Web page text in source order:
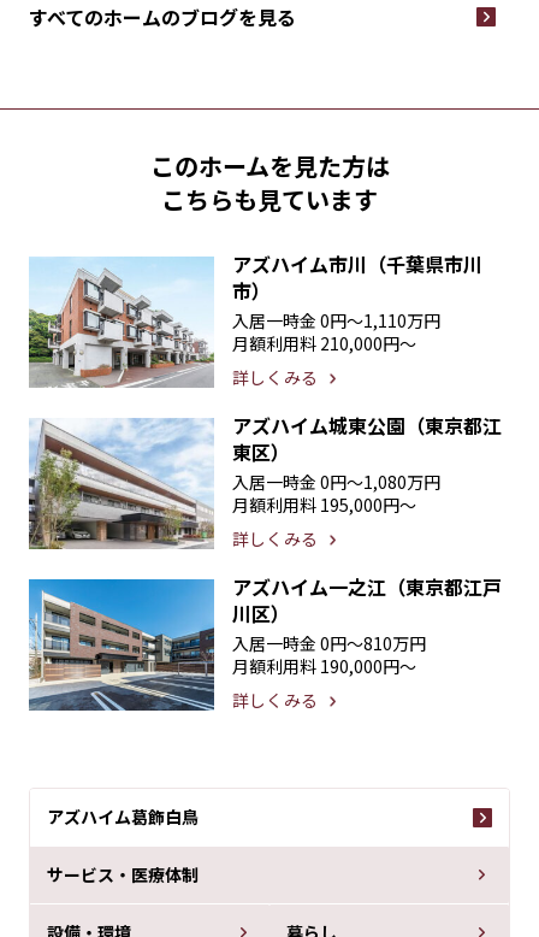
アズハイム葛飾白鳥
サービス・医療体制
設備・環境 暮らし
すべてのホームのブログを見る
このホームを見た方は
こちらも見ています
アズハイム市川（千葉県市川
市）
入居一時金 0円〜1,110万円
月額利用料 210,000円〜
詳しくみる
アズハイム城東公園（東京都江
東区）
入居一時金 0円〜1,080万円
月額利用料 195,000円〜
詳しくみる
アズハイム一之江（東京都江戸
川区）
入居一時金 0円〜810万円
月額利用料 190,000円〜
詳しくみる